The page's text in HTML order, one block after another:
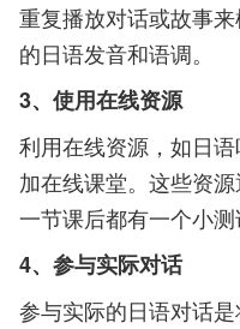
重复播放对话或故事
的日语发音和语调。
3、使用在线资源
利用在线资源，如日
加在线课堂。这些资
一节课后都有一个小测
4、参与实际对话
参与实际的日语对话